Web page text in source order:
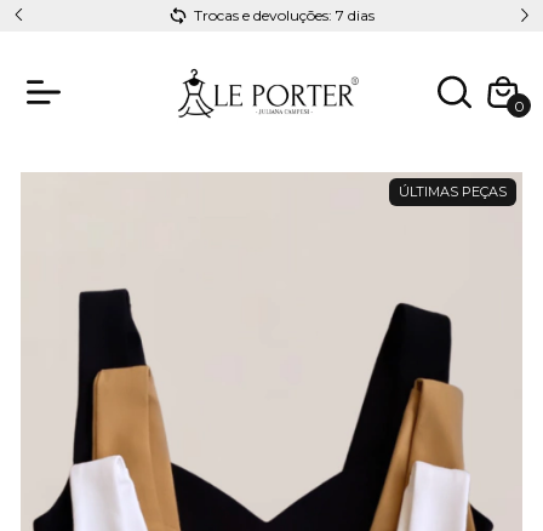
Trocas e devoluções: 7 dias
0
ÚLTIMAS PEÇAS